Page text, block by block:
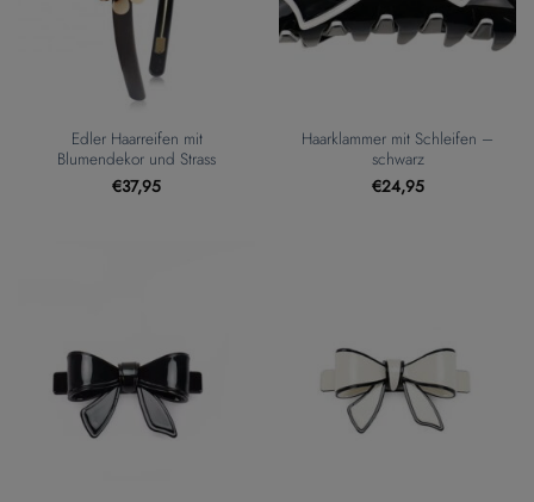
Edler Haarreifen mit
Blumendekor und Strass
€37,95
Haarklammer mit Schleifen –
schwarz
€24,95